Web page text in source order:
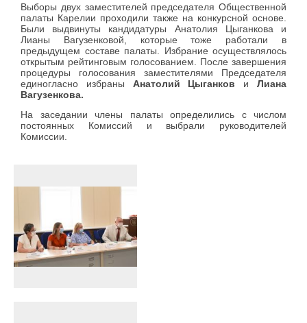
Выборы двух заместителей председателя Общественной
палаты Карелии проходили также на конкурсной основе.
Были выдвинуты кандидатуры Анатолия Цыганкова и
Лианы Вагузенковой, которые тоже работали в
предыдущем составе палаты. Избрание осуществлялось
открытым рейтинговым голосованием. После завершения
процедуры голосования заместителями Председателя
единогласно избраны Анатолий Цыганков иЛиана
Вагузенкова.
На заседании члены палаты определились с числом
постоянных Комиссий и выбрали руководителей
Комиссии.